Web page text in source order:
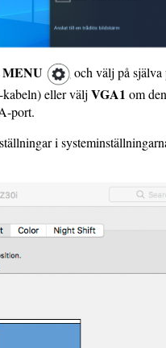
MENU och välj på själva
eller välj VGA1 om
port.
i